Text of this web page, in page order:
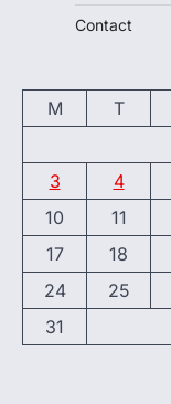
Contact
M
T
3
4
10
11
17
18
24
25
31